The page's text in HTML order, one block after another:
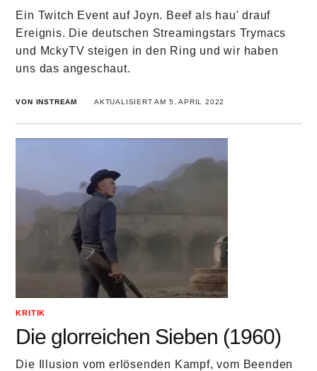
Ein Twitch Event auf Joyn. Beef als hau' drauf
Ereignis. Die deutschen Streamingstars Trymacs
und MckyTV steigen in den Ring und wir haben
uns das angeschaut.
VON INSTREAM AKTUALISIERT AM 5. APRIL 2022
KRITIK
Die glorreichen Sieben (1960)
Die Illusion vom erlösenden Kampf, vom Beenden